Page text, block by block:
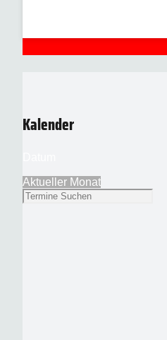
Kalender
Aktueller Monat